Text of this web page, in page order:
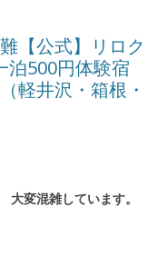
【公式】リロク
泊500円体験宿
軽井沢・箱根・
変混雑しています。